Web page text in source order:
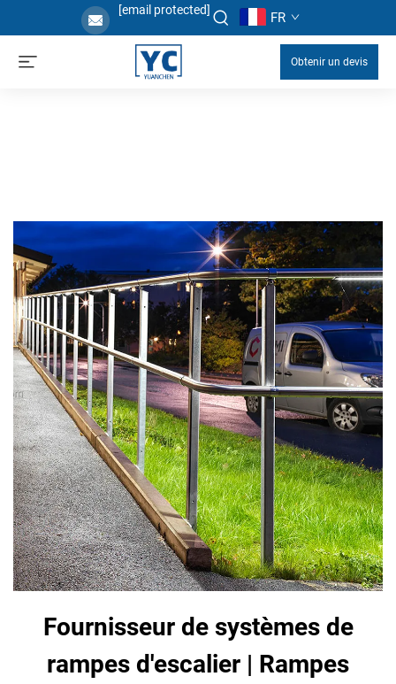
[email protected] FR
Obtenir un devis
Fournisseur de systèmes de
rampes d'escalier | Rampes